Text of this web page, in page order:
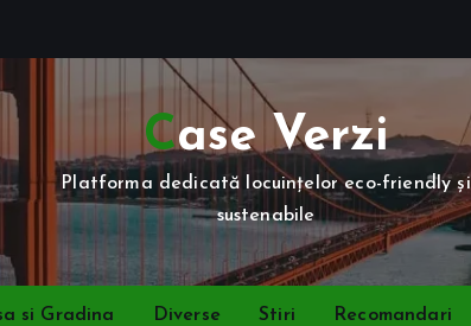
Case Verzi
Platforma dedicată locuințelor eco-friendly și
sustenabile
si Gradina Diverse Stiri Recomandari